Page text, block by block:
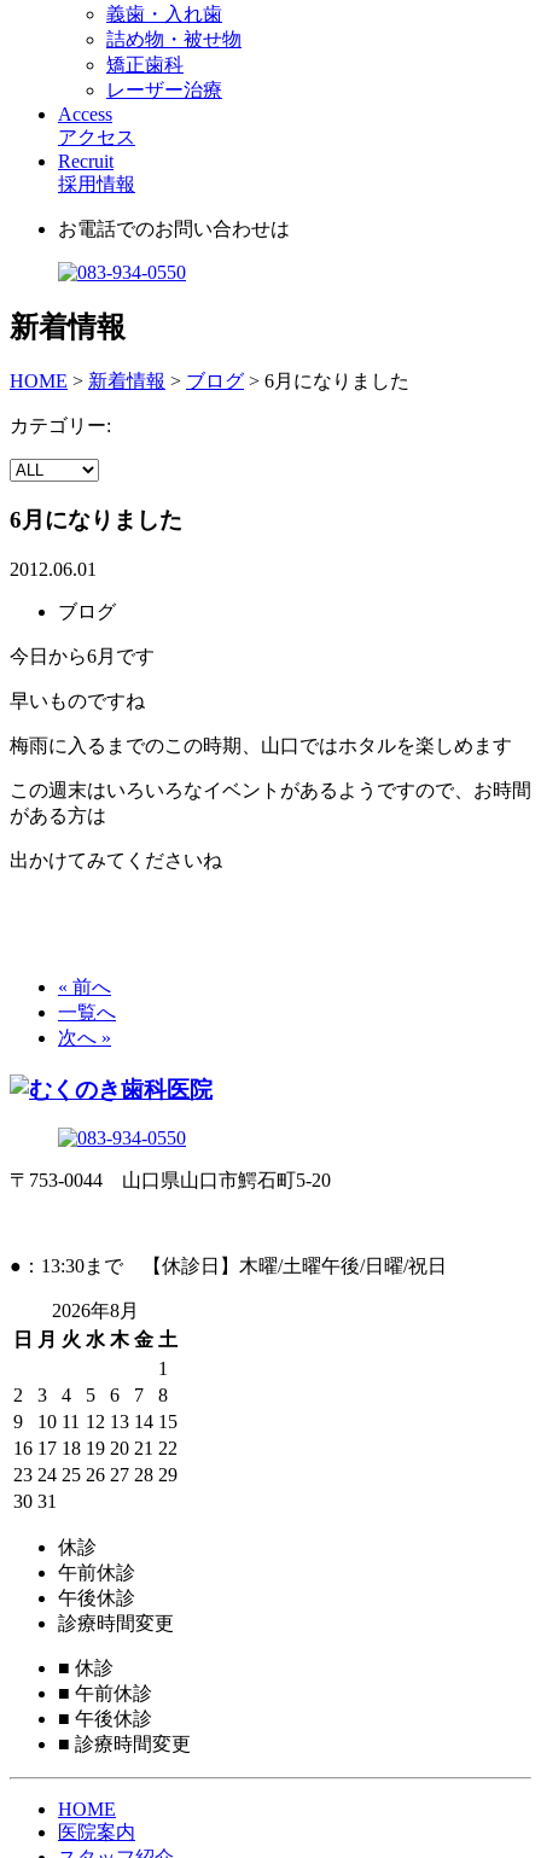
義歯・入れ歯
詰め物・被せ物
矯正歯科
レーザー治療
Access
アクセス
Recruit
採用情報
お電話でのお問い合わせは
新着情報
HOME > 新着情報 > ブログ > 6月になりました
カテゴリー:
6月になりました
2012.06.01
ブログ
今日から6月です
早いものですね
梅雨に入るまでのこの時期、山口ではホタルを楽しめます
この週末はいろいろなイベントがあるようですので、お時間
がある方は
出かけてみてくださいね
« 前へ
一覧へ
次へ »
〒753-0044 山口県山口市鰐石町5-20
●：13:30まで 【休診日】木曜/土曜午後/日曜/祝日
2026年8月
日
月 火 水 木 金 土
1
2
3 4 5 6 7
8
9
10 11 12 13 14 15
16 17 18 19 20 21 22
23 24 25 26 27 28 29
30 31
休診
午前休診
午後休診
診療時間変更
■ 休診
■ 午前休診
■ 午後休診
■ 診療時間変更
HOME
医院案内